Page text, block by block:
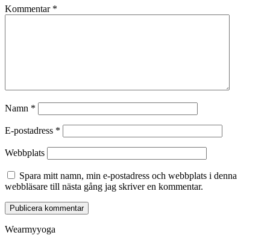
Kommentar *
Namn *
E-postadress *
Webbplats
Spara mitt namn, min e-postadress och webbplats i denna
webbläsare till nästa gång jag skriver en kommentar.
Wearmyyoga